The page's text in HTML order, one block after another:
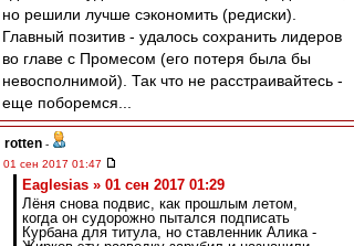
но решили лучше сэкономить (редиски).
Главный позитив - удалось сохранить лидеров
во главе с Промесом (его потеря была бы
невосполнимой). Так что не расстраивайтесь -
еще поборемся...
rotten -
01 сен 2017 01:47
Eaglesias » 01 сен 2017 01:29
Лёня снова подвис, как прошлым летом,
когда он судорожно пытался подписать
Курбана для титула, но ставленник Алика -